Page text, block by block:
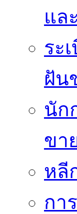
แล
ระ
ฝัน
นัก
ขา
หลี
กา